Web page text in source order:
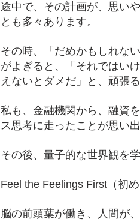
途中で、その計画が、思い
とも多々あります。
その時、「だめかもしれな
がよぎると、「それではい
えないとダメだ」と、頑張
私も、金融機関から、融資
ス思考に走ったことが思い出
その後、量子的な世界観を
Feel the Feelings First（初
脳の前頭葉が働き、人間が